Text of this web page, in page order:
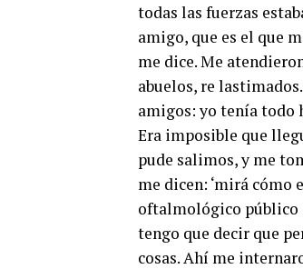
todas las fuerzas
amigo, que es el que
me dice. Me
abuelos, re
amigos: yo tenía todo
Era imposible que
pude salimos, y me
me dicen: ‘mirá cómo
oftalmológico público
tengo que decir que
cosas. Ahí me